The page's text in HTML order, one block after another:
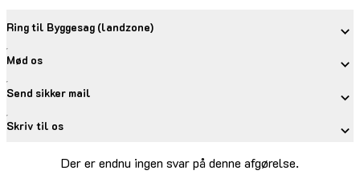
Ring til Byggesag (landzone)
Mød os
Send sikker mail
Skriv til os
Der er endnu ingen svar på denne afgørelse.